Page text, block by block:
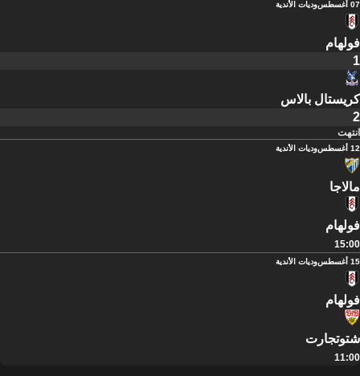
07 أغسطس وديات الأندية
فولهام
1
كريستال بالاس
2
انتهت
12 أغسطس وديات الأندية
مالاجا
فولهام
15:00
15 أغسطس وديات الأندية
فولهام
شتوتجارت
11:00